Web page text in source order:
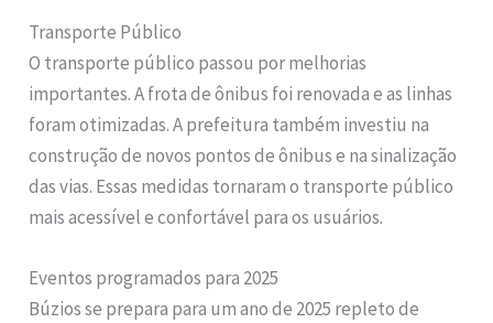
Transporte Público
O transporte público passou por melhorias
importantes. A frota de ônibus foi renovada e as linhas
foram otimizadas. A prefeitura também investiu na
construção de novos pontos de ônibus e na sinalização
das vias. Essas medidas tornaram o transporte público
mais acessível e confortável para os usuários.
Eventos programados para 2025
Búzios se prepara para um ano de 2025 repleto de